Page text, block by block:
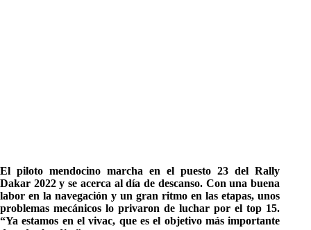
El piloto mendocino marcha en el puesto 23 del Rally
Dakar 2022 y se acerca al día de descanso. Con una buena
labor en la navegación y un gran ritmo en las etapas, unos
problemas mecánicos lo privaron de luchar por el top 15.
“Ya estamos en el vivac, que es el objetivo más importante